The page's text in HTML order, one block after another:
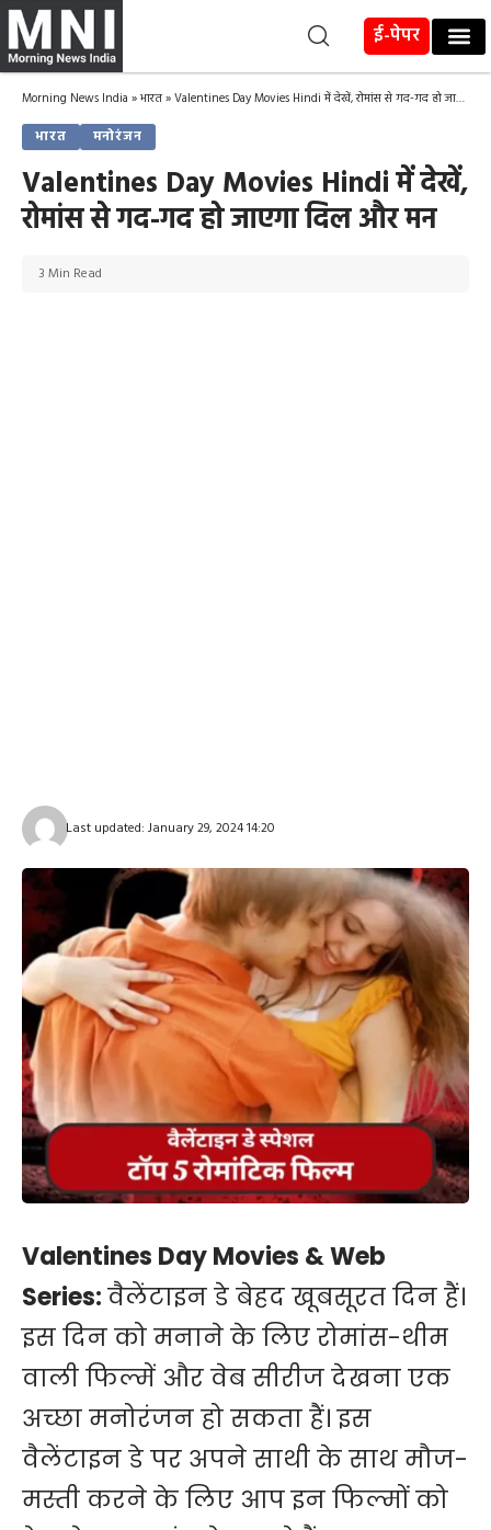
ई-पेपर
Morning News India »भारत»Valentines Day Movies Hindi में देखें, रोमांस से गद-गद हो जाएगा दिल और मन
भारत मनोरंजन
Valentines Day Movies Hindi में देखें,
रोमांस से गद-गद हो जाएगा दिल और मन
Last updated: January 29, 2024 14:20
3 Min Read
Valentines Day Movies & Web
Series:वैलेंटाइन डे बेहद खूबसूरत दिन हैं।
इस दिन को मनाने के लिए रोमांस-थीम
वाली फिल्में और वेब सीरीज देखना एक
अच्छा मनोरंजन हो सकता हैं। इस
वैलेंटाइन डे पर अपने साथी के साथ मौज-
मस्ती करने के लिए आप इन फिल्मों को